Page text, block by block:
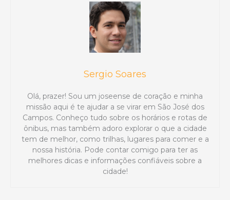
Sergio Soares
Olá, prazer! Sou um joseense de coração e minha
missão aqui é te ajudar a se virar em São José dos
Campos. Conheço tudo sobre os horários e rotas de
ônibus, mas também adoro explorar o que a cidade
tem de melhor, como trilhas, lugares para comer e a
nossa história. Pode contar comigo para ter as
melhores dicas e informações confiáveis sobre a
cidade!